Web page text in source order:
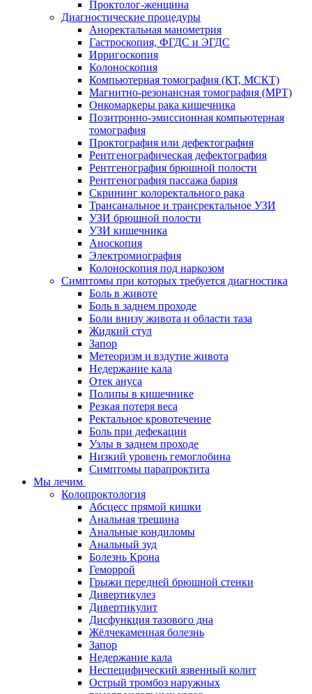
Проктолог-женщина
Диагностические процедуры
Аноректальная манометрия
Гастроскопия, ФГДС и ЭГДС
Ирригоскопия
Колоноскопия
Компьютерная томография (КТ, МСКТ)
Магнитно-резонансная томография (МРТ)
Онкомаркеры рака кишечника
Позитронно-эмиссионная компьютерная
томография
Проктография или дефектография
Рентгенографическая дефектография
Рентгенография брюшной полости
Рентгенография пассажа бария
Скрининг колоректального рака
Трансанальное и трансректальное УЗИ
УЗИ брюшной полости
УЗИ кишечника
Аноскопия
Электромиография
Колоноскопия под наркозом
Симптомы при которых требуется диагностика
Боль в животе
Боль в заднем проходе
Боли внизу живота и области таза
Жидкий стул
Запор
Метеоризм и вздутие живота
Недержание кала
Отек ануса
Полипы в кишечнике
Резкая потеря веса
Ректальное кровотечение
Боль при дефекации
Узлы в заднем проходе
Низкий уровень гемоглобина
Симптомы парапроктита
Мы лечим
Колопроктология
Абсцесс прямой кишки
Анальная трещина
Анальные кондиломы
Анальный зуд
Болезнь Крона
Геморрой
Грыжи передней брюшной стенки
Дивертикулез
Дивертикулит
Дисфункция тазового дна
Жёлчекаменная болезнь
Запор
Недержание кала
Неспецифический язвенный колит
Острый тромбоз наружных